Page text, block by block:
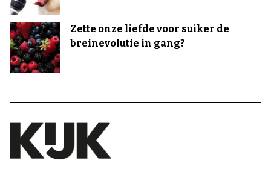
Zette onze liefde voor suiker de
breinevolutie in gang?